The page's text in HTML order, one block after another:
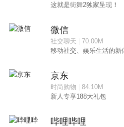
这就是街舞2独家呈现！
微信
社交聊天
70.00M
移动社交、娱乐生活的新
京东
时尚购物
84.10M
新人专享188大礼包
哔哩哔哩